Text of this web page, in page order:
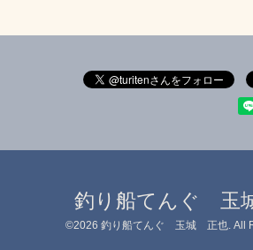
釣り船てんぐ 玉
©2026 釣り船てんぐ 玉城 正也. All